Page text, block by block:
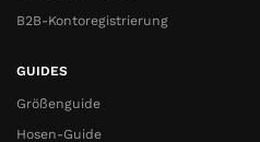
B2B-Kontoregistrierung
GUIDES
Größenguide
Hosen-Guide